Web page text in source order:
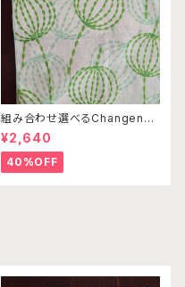
組み合わせ選べるChangenab
leエプロン ※前部分のみ エ
ンゼルフィッシュグリーン×パス
テルグリーン （※本体部分は
別売りです）
¥2,640
40%OFF